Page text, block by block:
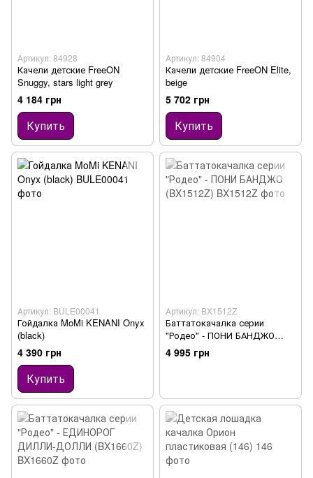
Артикул: 84928
Качели детские FreeON
Snuggy, stars light grey
4 184 грн
Купить
Артикул: 84904
Качели детские FreeON Elite,
beige
5 702 грн
Купить
Артикул: BULE00041
Гойдалка MoMi KENANI Onyx
(black)
4 390 грн
Купить
Артикул: BX1512Z
Баттатокачалка серии
"Родео" - ПОНИ БАНДЖО
(BX1512Z)
4 995 грн